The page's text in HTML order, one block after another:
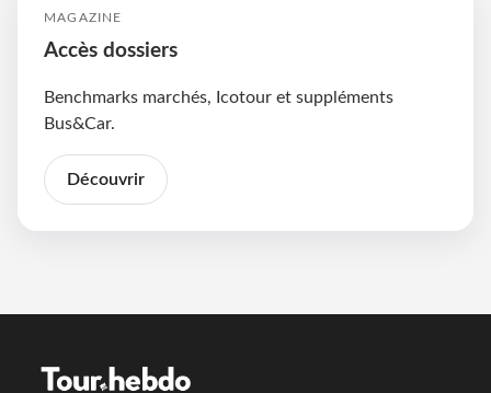
MAGAZINE
Accès dossiers
Benchmarks marchés, Icotour et suppléments
Bus&Car.
Découvrir